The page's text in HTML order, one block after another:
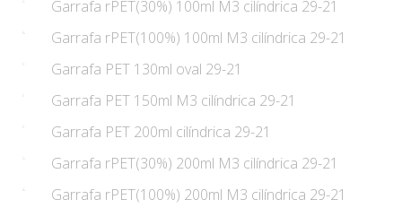
Garrafa rPET(30%) 100ml M3 cilíndrica 29-21
Garrafa rPET(100%) 100ml M3 cilíndrica 29-21
Garrafa PET 130ml oval 29-21
Garrafa PET 150ml M3 cilíndrica 29-21
Garrafa PET 200ml cilíndrica 29-21
Garrafa rPET(30%) 200ml M3 cilíndrica 29-21
Garrafa rPET(100%) 200ml M3 cilíndrica 29-21